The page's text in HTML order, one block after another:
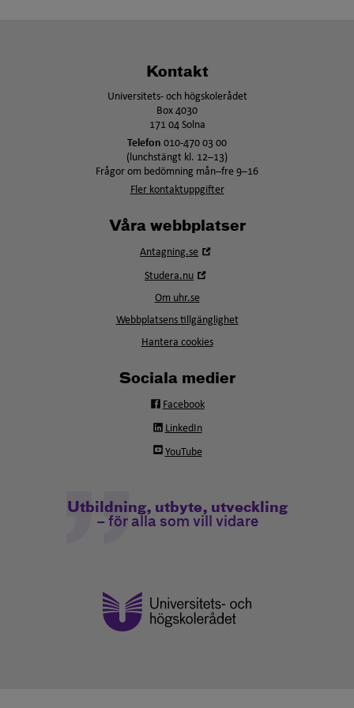
Kontakt
Universitets- och högskolerådet
Box 4030
171 04 Solna
Telefon 010-470 03 00
(lunchstängt kl. 12–13)
Frågor om bedömning mån–fre 9–16
Fler kontaktuppgifter
Våra webbplatser
Antagning.se
Studera.nu
fönster
Om uhr.se
Webbplatsens tillgänglighet
Hantera cookies
Sociala medier
Facebook
LinkedIn
YouTube
Utbildning, utbyte, utveckling
– för alla som vill vidare